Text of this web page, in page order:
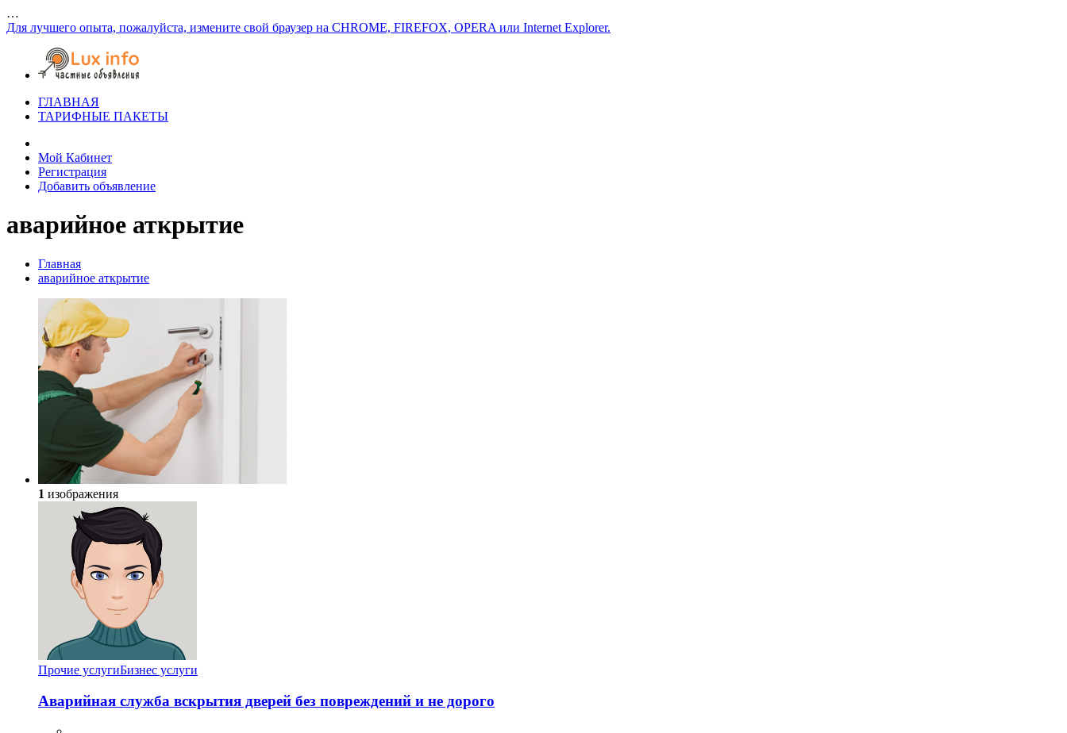
…
Для лучшего опыта, пожалуйста, измените свой браузер на CHROME, FIREFOX, OPERA или Internet Explorer.
ГЛАВНАЯ
ТАРИФНЫЕ ПАКЕТЫ
Мой Кабинет
Регистрация
Добавить объявление
аварийное аткрытие
Главная
аварийное аткрытие
1 изображения
Прочие услугиБизнес услуги
Аварийная служба вскрытия дверей без повреждений и не дорого